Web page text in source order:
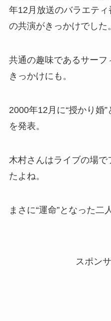
年12月放送のバラエテ
の共演がきっかけでした。
共通の趣味であるサーフ
きっかけにも。
2000年12月に“授かり婚
を発表。
木村さんはライブの場で
たよね。
まさに“運命”となった二
スポン